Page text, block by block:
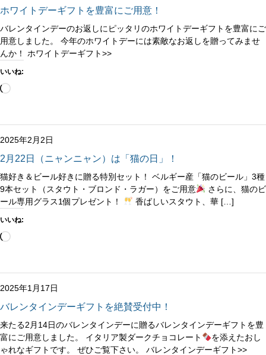
ホワイトデーギフトを豊富にご用意！
バレンタインデーのお返しにピッタリのホワイトデーギフトを豊富にご
用意しました。 今年のホワイトデーには素敵なお返しを贈ってみませ
んか！ ホワイトデーギフト>>
いいね:
読
み
中…
2025年2月2日
2月22日（ニャンニャン）は「猫の日」！
猫好き＆ビール好きに贈る特別セット！ ベルギー産「猫のビール」3種
9本セット（スタウト・ブロンド・ラガー）をご用意
さらに、猫のビ
ール専用グラス1個プレゼント！
香ばしいスタウト、華 […]
いいね:
読
み
中…
2025年1月17日
バレンタインデーギフトを絶賛受付中！
来たる2月14日のバレンタインデーに贈るバレンタインデーギフトを豊
富にご用意しました。 イタリア製ダークチョコレート
を添えたおし
ゃれなギフトです。 ぜひご覧下さい。 バレンタインデーギフト>>